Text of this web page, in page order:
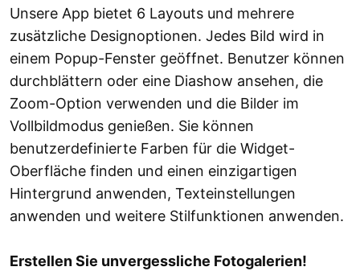
Unsere App bietet 6 Layouts und mehrere
zusätzliche Designoptionen. Jedes Bild wird in
einem Popup-Fenster geöffnet. Benutzer können
durchblättern oder eine Diashow ansehen, die
Zoom-Option verwenden und die Bilder im
Vollbildmodus genießen. Sie können
benutzerdefinierte Farben für die Widget-
Oberfläche finden und einen einzigartigen
Hintergrund anwenden, Texteinstellungen
anwenden und weitere Stilfunktionen anwenden.
Erstellen Sie unvergessliche Fotogalerien!